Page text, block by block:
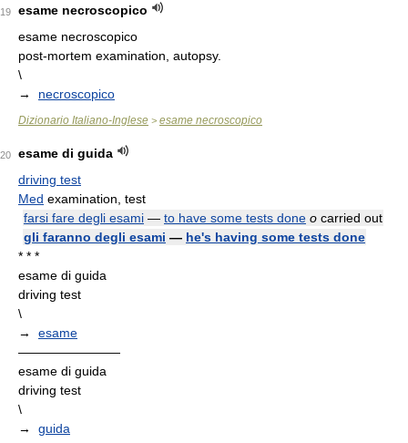
19
esame necroscopico
esame necroscopico
post-mortem examination, autopsy.
\
→ necroscopico
Dizionario Italiano-Inglese > esame necroscopico
20
esame di guida
driving test
Med examination, test
farsi fare degli esami — to have some tests done o carried out
gli faranno degli esami — he's having some tests done
* * *
esame di guida
driving test
\
→ esame
————————
esame di guida
driving test
\
→ guida